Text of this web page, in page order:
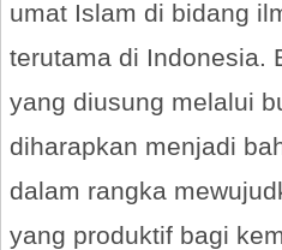
umat Islam di bidang
terutama di Indonesia.
yang diusung melalui
diharapkan menjadi
dalam rangka
yang produktif bagi